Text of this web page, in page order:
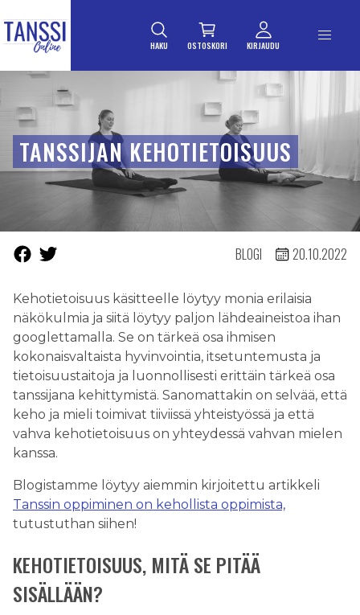
HAKU OSTOSKORI KIRJAUDU
TANSSIJAN KEHOTIETOISUUS
BLOGI 20.10.2022
Kehotietoisuus käsitteelle löytyy monia erilaisia
näkökulmia ja siitä löytyy paljon lähdeaineistoa ihan
googlettamalla. Se on tärkeä osa ihmisen
kokonaisvaltaista hyvinvointia, itsetuntemusta ja
tietoisuustaitoja ja luonnollisesti erittäin tärkeä osa
tanssijana kehittymistä. Sanomattakin on selvää, että
keho ja mieli toimivat tiiviissä yhteistyössä ja että
vahva kehotietoisuus on yhteydessä vahvan mielen
kanssa.
Blogistamme löytyy aiemmin kirjoitettu artikkeli
Tanssin oppiminen on kehollista oppimista,
tutustuthan siihen!
KEHOTIETOISUUS, MITÄ SE PITÄÄ
SISÄLLÄÄN?